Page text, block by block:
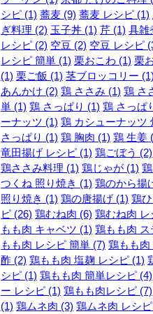
シピ (1) 蕎麦 (9) 蕎麦 レシピ (1)
ぎ料理 (2) 玉子丼 (1) 芹 (1) 具雑
レシピ (2) 空豆 (2) 空豆 レシピ
レシピ 簡単 (1) 栗おこわ (1) 栗
(1) 栗ご飯 (1) 茎ブロッコリー
あんかけ (2) 鶏 ささみ (1) 鶏 さ
単 (1) 鶏 さっぱり (1) 鶏 さっぱ
ーナッツ (1) 鶏 カシューナッツ
さっぱり (1) 鶏 胸肉 (1) 鶏 生姜
竜田揚げ レシピ (1) 鶏ごぼう (2)
鶏ささみ料理 (1) 鶏じゃが (1)
つくね 照り焼き (1) 鶏のから揚
照り焼き (1) 鶏の唐揚げ (1) 鶏
ピ (26) 鶏むね肉 (6) 鶏むね肉 レ
もも肉 キャベツ (1) 鶏もも肉 ス
もも肉 レシピ 簡単 (7) 鶏もも肉
酢 (2) 鶏もも肉 塩麹 レシピ (1)
シピ (1) 鶏もも肉 簡単レシピ (4)
ー レシピ (1) 鶏もも肉レシピ (7)
(1) 鶏ムネ肉 (3) 鶏ムネ肉 レシ